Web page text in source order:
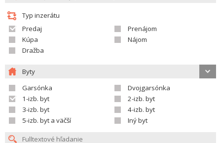
Typ inzerátu
Predaj
Prenájom
Kúpa
Nájom
Dražba
Byty
Garsónka
Dvojgarsónka
1-izb. byt
2-izb. byt
3-izb. byt
4-izb. byt
5-izb. byt a väčší
Iný byt